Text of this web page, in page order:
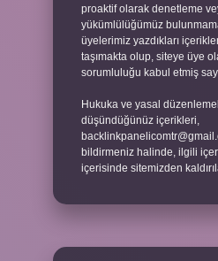
proaktif olarak denetleme
yükümlülüğümüz
üyelerimiz yazdıkları
taşımakta olup, siteye üye
sorumluluğu kabul etmiş
Hukuka ve yasal
düşündüğünüz içerikleri,
bildirmeniz halinde, ilgili
içerisinde sitemizden